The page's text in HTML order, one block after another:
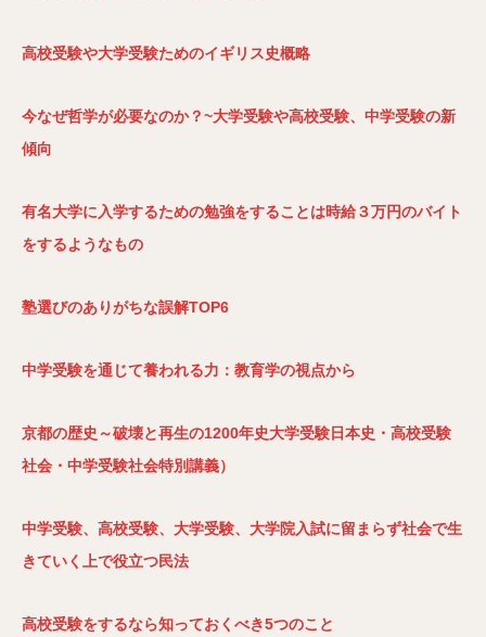
高校受験や大学受験ためのイギリス史概略
今なぜ哲学が必要なのか？~大学受験や高校受験、中学受験の新
傾向
有名大学に入学するための勉強をすることは時給３万円のバイト
をするようなもの
塾選びのありがちな誤解TOP6
中学受験を通じて養われる力：教育学の視点から
京都の歴史～破壊と再生の1200年史大学受験日本史・高校受験
社会・中学受験社会特別講義）
中学受験、高校受験、大学受験、大学院入試に留まらず社会で生
きていく上で役立つ民法
高校受験をするなら知っておくべき5つのこと